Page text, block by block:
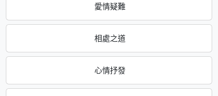
愛情疑難
相處之道
心情抒發